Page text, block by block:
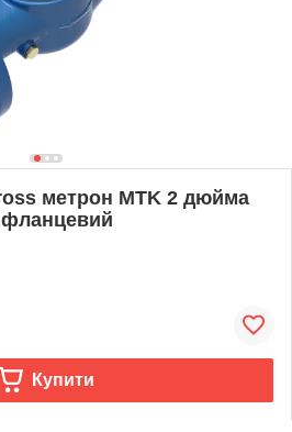
метрон MTK 2 дюйма
Купити